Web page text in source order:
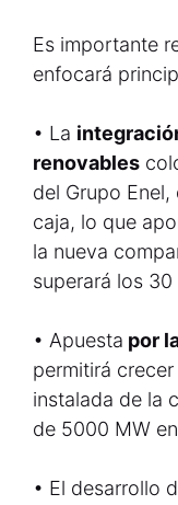
Es importante
enfocará
• La
renovables
del Grupo
caja, lo que
la nueva
superará los
• Apuesta por
permitirá
instalada de la
de 5000 MW
• El desarrollo